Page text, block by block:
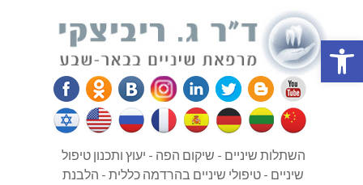
פתח סרגל נגישות
השתלות שיניים - שיקום הפה - יעוץ ותכנון טיפול
שיניים - טיפולי שיניים בהרדמה כללית - הלבנת